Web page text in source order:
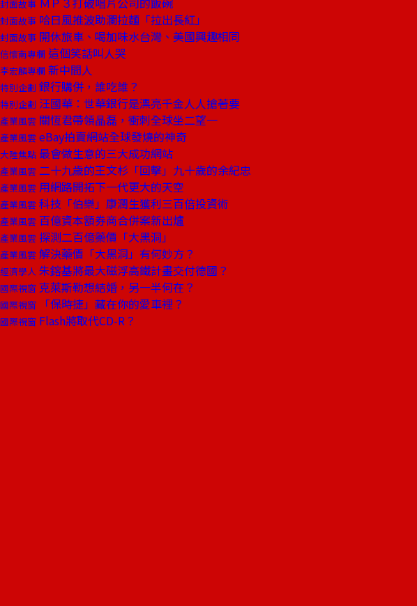
封面故事
封面故事 哈日風推波助瀾拉麵「拉出長紅」
封面故事 開休旅車、喝加味水台灣、美國興趣相同
信懷南專欄 這個笑話叫人哭
李宏麟專欄 新中間人
特別企劃 銀行購併，誰吃誰？
特別企劃 汪國華：世華銀行是漂亮千金人人搶著要
產業風雲 關恆君帶領晶磊，衝刺全球坐二望一
產業風雲 eBay拍賣網站全球發燒的神奇
大陸焦點 最會做生意的三大成功網站
產業風雲 二十九歲的王文杉「回擊」九十歲的余紀忠
產業風雲 用網路開拓下一代更大的天空
產業風雲 科技「伯樂」康潤生獲利三百倍投資術
產業風雲 百億資本額券商合併案新出爐
產業風雲 探測二百億藥價「大黑洞」
產業風雲 解決藥價「大黑洞」有何妙方？
經濟學人 朱鎔基將最大磁浮高鐵計畫交付德國？
國際視窗 克萊斯勒想結婚，另一半何在？
國際視窗 「保時捷」藏在你的愛車裡？
國際視窗 Flash將取代CD-R？